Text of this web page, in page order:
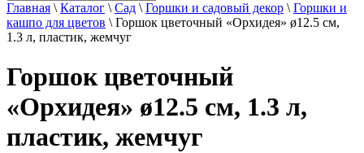
Главная \ Каталог \ Сад \ Горшки и садовый декор \ Горшки и
кашпо для цветов \ Горшок цветочный «Орхидея» ø12.5 см,
1.3 л, пластик, жемчуг
Горшок цветочный
«Орхидея» ø12.5 см, 1.3 л,
пластик, жемчуг